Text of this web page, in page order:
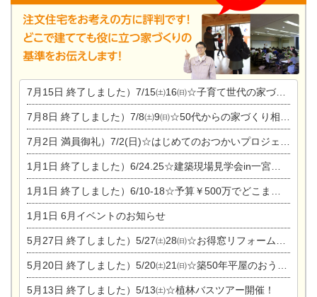
7月15日 終了しました）7/15㈯16㈰☆子育て世代の家づくり相談会
7月8日 終了しました）7/8㈯9㈰☆50代からの家づくり相談会
7月2日 満員御礼）7/2(日)☆はじめてのおつかいプロジェクト
1月1日 終了しました）6/24.25☆建築現場見学会in一宮市木曽川町
1月1日 終了しました）6/10-18☆予算￥500万でどこまでできるの？リフォーム相談会
1月1日 6月イベントのお知らせ
5月27日 終了しました）5/27㈯28㈰☆お得窓リフォーム個別相談会
5月20日 終了しました）5/20㈯21㈰☆築50年平屋のおうちリノベーション完成見学会
5月13日 終了しました）5/13㈯☆植林バスツアー開催！